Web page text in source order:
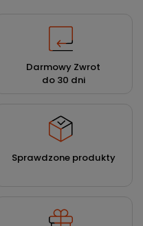
Darmowy Zwrot
do 30 dni
Sprawdzone produkty